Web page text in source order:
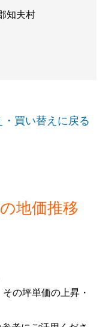
知夫村
買い替えに戻る
地価推移
の坪単価の上昇・